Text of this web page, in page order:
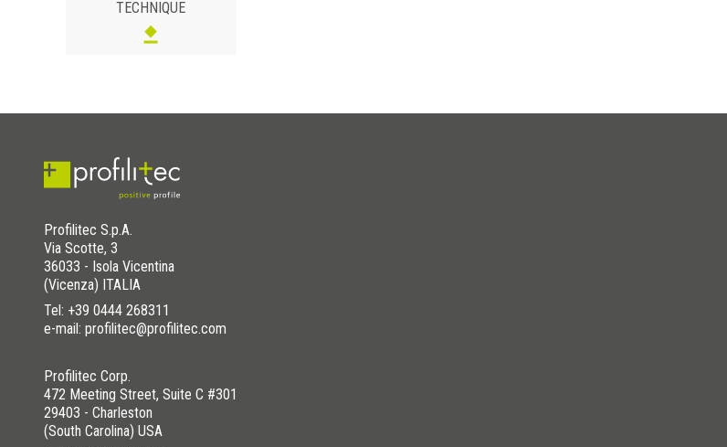
TECHNIQUE
Profilitec S.p.A.
Via Scotte, 3
36033 - Isola Vicentina
(Vicenza) ITALIA
Tel: +39 0444 268311
e-mail: profilitec@profilitec.com
Profilitec Corp.
472 Meeting Street, Suite C #301
29403 - Charleston
(South Carolina) USA